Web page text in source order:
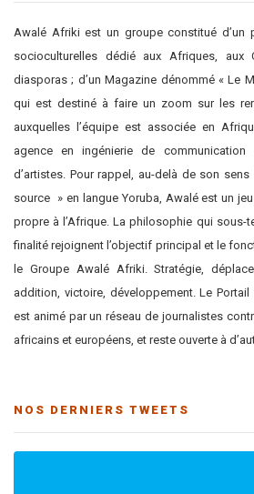
Awalé Afriki est un groupe constitué d’un
socioculturelles dédié aux Afriques, aux
diasporas ; d’un Magazine dénommé « Le
qui est destiné à faire un zoom sur les
auxquelles l’équipe est associée en
agence en ingénierie de
d’artistes. Pour rappel, au-delà de son
source » en langue Yoruba, Awalé est un
propre à l’Afrique. La philosophie qui sous-
finalité rejoignent l’objectif principal et le
le Groupe Awalé Afriki. Stratégie,
addition, victoire, développement. Le
est animé par un réseau de journalistes
africains et européens, et reste ouverte à
NOS DERNIERS TWEETS